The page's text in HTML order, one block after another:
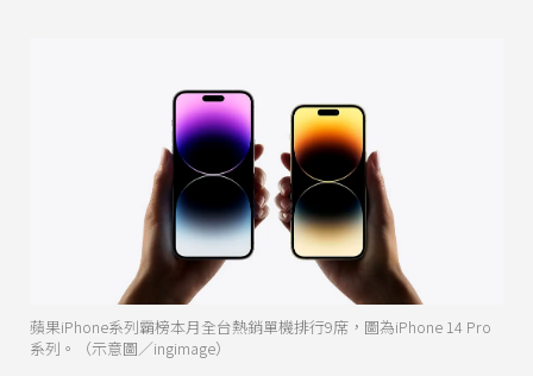
蘋果iPhone系列霸榜本月全台熱銷單機排行9席，圖為iPhone 14 Pro
系列。（示意圖／ingimage）